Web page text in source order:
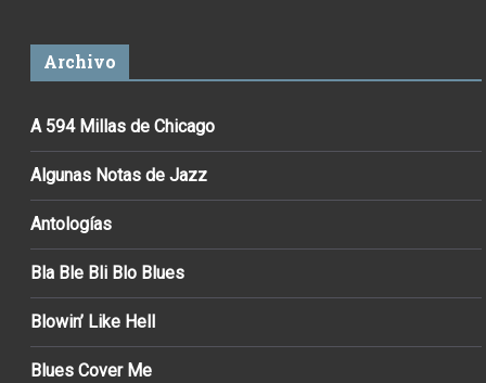
Archivo
A 594 Millas de Chicago
Algunas Notas de Jazz
Antologías
Bla Ble Bli Blo Blues
Blowin’ Like Hell
Blues Cover Me